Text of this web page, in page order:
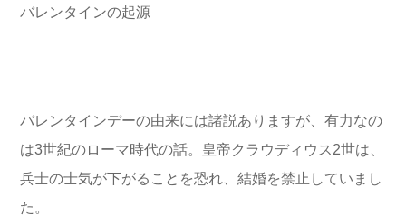
バレンタインの起源
バレンタインデーの由来には諸説ありますが、有力なの
は3世紀のローマ時代の話。皇帝クラウディウス2世は、
兵士の士気が下がることを恐れ、結婚を禁止していまし
た。